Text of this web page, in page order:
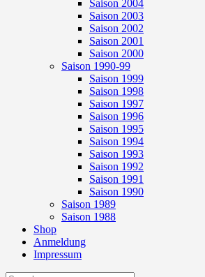
Saison 2004
Saison 2003
Saison 2002
Saison 2001
Saison 2000
Saison 1990-99
Saison 1999
Saison 1998
Saison 1997
Saison 1996
Saison 1995
Saison 1994
Saison 1993
Saison 1992
Saison 1991
Saison 1990
Saison 1989
Saison 1988
Shop
Anmeldung
Impressum